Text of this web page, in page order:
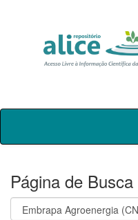
Skip
Página de Busca